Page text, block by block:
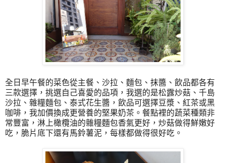
全日早午餐的菜色從主餐、沙拉、麵包、抹醬、飲品都各有
三款選擇，挑選自己喜愛的品項，我選的是松露炒菇、千島
沙拉、雜糧麵包、泰式花生醬，飲品可選擇豆漿、紅茶或黑
咖啡，我加價換成更營養的堅果奶茶。餐點裡的蔬菜種類非
常豐富，淋上橄欖油的雜糧麵包香氣更好，炒菇做得鮮嫩好
吃，脆片底下還有馬鈴薯泥，每樣都做得很好吃。